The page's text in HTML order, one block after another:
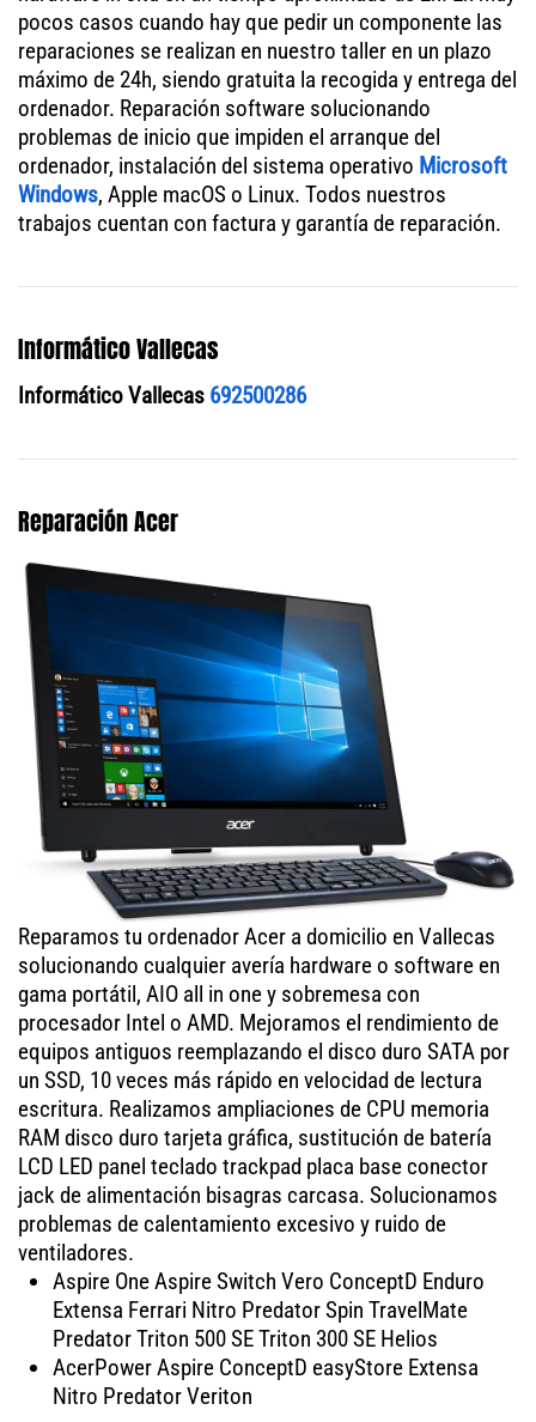
pocos casos cuando hay que pedir un componente las
reparaciones se realizan en nuestro taller en un plazo
máximo de 24h, siendo gratuita la recogida y entrega del
ordenador. Reparación software solucionando
problemas de inicio que impiden el arranque del
ordenador, instalación del sistema operativo Microsoft
Windows, Apple macOS o Linux. Todos nuestros
trabajos cuentan con factura y garantía de reparación.
Informático Vallecas
Informático Vallecas 692500286
Reparación Acer
Reparamos tu ordenador Acer a domicilio en Vallecas
solucionando cualquier avería hardware o software en
gama portátil, AIO all in one y sobremesa con
procesador Intel o AMD. Mejoramos el rendimiento de
equipos antiguos reemplazando el disco duro SATA por
un SSD, 10 veces más rápido en velocidad de lectura
escritura. Realizamos ampliaciones de CPU memoria
RAM disco duro tarjeta gráfica, sustitución de batería
LCD LED panel teclado trackpad placa base conector
jack de alimentación bisagras carcasa. Solucionamos
problemas de calentamiento excesivo y ruido de
ventiladores.
Aspire One Aspire Switch Vero ConceptD Enduro
Extensa Ferrari Nitro Predator Spin TravelMate
Predator Triton 500 SE Triton 300 SE Helios
AcerPower Aspire ConceptD easyStore Extensa
Nitro Predator Veriton